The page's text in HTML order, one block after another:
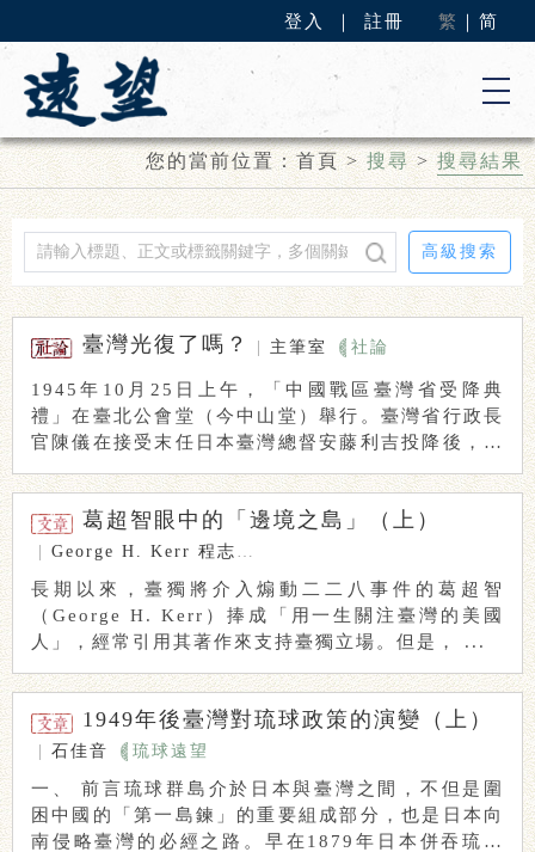
登入 註冊 繁 简
您的當前位置：首頁> 搜尋>搜尋結果
高級搜索
臺灣光復了嗎？ | 主筆室 社論
1945年10月25日上午，「中國戰區臺灣省受降典
禮」在臺北公會堂（今中山堂）舉行。臺灣省行政長
官陳儀在接受末任日本臺灣總督安藤利吉投降後，宣
葛超智眼中的「邊境之島」（上）
George H. Kerr 程志寰
長期以來，臺獨將介入煽動二二八事件的葛超智
（George H. Kerr）捧成「用一生關注臺灣的美國
人」，經常引用其著作來支持臺獨立場。但是， ...
1949年後臺灣對琉球政策的演變（上）
石佳音 琉球遠望
一、 前言琉球群島介於日本與臺灣之間，不但是圍
困中國的「第一島鍊」的重要組成部分，也是日本向
南侵略臺灣的必經之路。早在1879年日本併吞琉球